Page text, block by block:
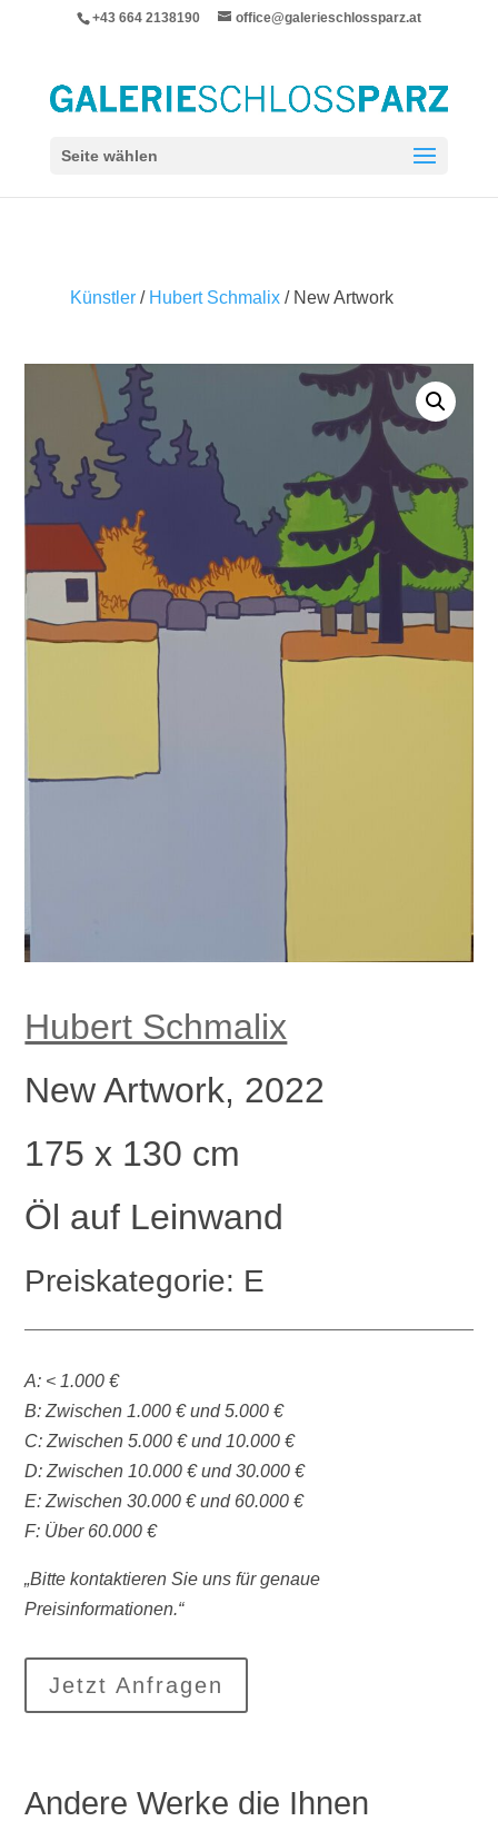
+43 664 2138190 office@galerieschlossparz.at
Seite wählen
Künstler/ Hubert Schmalix/ New Artwork
Hubert Schmalix
New Artwork, 2022
175 x 130 cm
Öl auf Leinwand
Preiskategorie: E
A: < 1.000 €
B: Zwischen 1.000 € und 5.000 €
C: Zwischen 5.000 € und 10.000 €
D: Zwischen 10.000 € und 30.000 €
E: Zwischen 30.000 € und 60.000 €
F: Über 60.000 €
„Bitte kontaktieren Sie uns für genaue
Preisinformationen.“
Jetzt Anfragen
Andere Werke die Ihnen